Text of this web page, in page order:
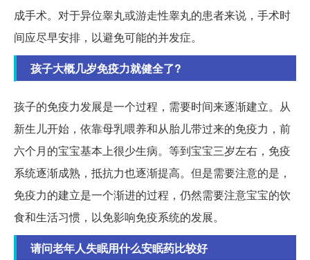
成手术。对于异位睾丸或游走性睾丸的患者来说，手术时
间应尽早安排，以避免可能的并发症。
孩子大概几岁免疫力就健全了?
孩子的免疫力发展是一个过程，需要时间来逐渐建立。从
新生儿开始，依靠母乳喂养和从胎儿带过来的免疫力，前
六个月的宝宝基本上很少生病。等到宝宝三岁左右，免疫
系统逐渐成熟，抵抗力也逐渐提高。但是需要注意的是，
免疫力的建立是一个渐进的过程，仍然需要注意宝宝的饮
食和生活习惯，以免影响免疫系统的发展。
请问老年人失眠用什么安眠药比较好